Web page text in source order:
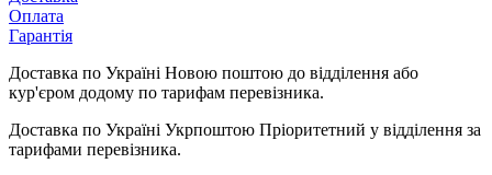
Оплата
Гарантія
Доставка по Україні Новою поштою до відділення або
кур'єром додому по тарифам перевізника.
Доставка по Україні Укрпоштою Пріоритетний у відділення за
тарифами перевізника.